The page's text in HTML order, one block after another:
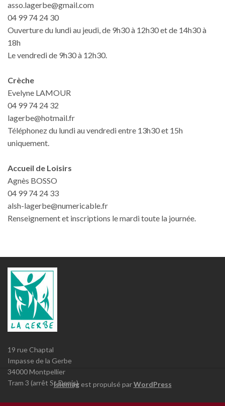
asso.lagerbe@gmail.com
04 99 74 24 30
Ouverture du lundi au jeudi, de 9h30 à 12h30 et de 14h30 à
18h
Le vendredi de 9h30 à 12h30.
Crèche
Evelyne LAMOUR
04 99 74 24 32
lagerbe@hotmail.fr
Téléphonez du lundi au vendredi entre 13h30 et 15h
uniquement.
Accueil de Loisirs
Agnès BOSSO
04 99 74 24 33
alsh-lagerbe@numericable.fr
Renseignement et inscriptions le mardi toute la journée.
19 rue Chaptal
Impasse de la Gerbe
34000 Montpellier
Tram 3 (arrêt St Denis)
Islemagest propulsé parWordPress